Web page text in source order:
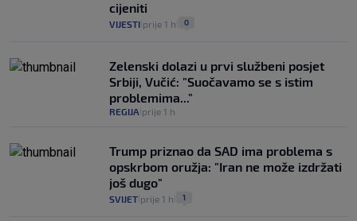
cijeniti
VIJESTI prije 1 h 0
Zelenski dolazi u prvi službeni posjet
Srbiji, Vučić: "Suočavamo se s istim
problemima..."
REGIJA prije 1 h
Trump priznao da SAD ima problema s
opskrbom oružja: "Iran ne može izdržati
još dugo"
SVIJET prije 1 h 1